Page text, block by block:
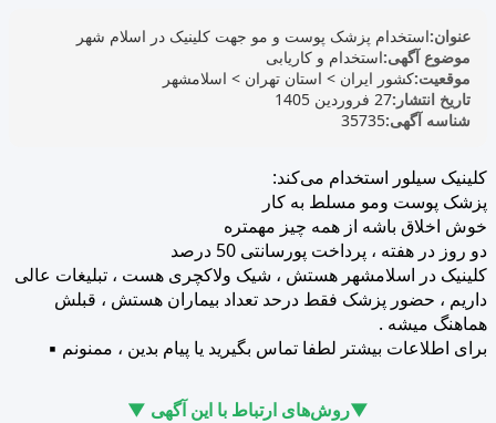
عنوان:استخدام پزشک پوست و مو جهت کلینیک در اسلام شهر
موضوع آگهی:استخدام و کاریابی
موقعیت:کشور ایران > استان تهران > اسلامشهر
تاریخ انتشار:27 فروردین 1405
شناسه آگهی:35735
کلینیک سیلور استخدام می‌کند:
پزشک پوست ومو مسلط به کار
خوش اخلاق باشه از همه چیز مهمتره
دو روز در هفته ، پرداخت پورسانتی 50 درصد
کلینیک در اسلامشهر هستش ، شیک ولاکچری هست ، تبلیغات عالی
داریم ، حضور پزشک فقط درحد تعداد بیماران هستش ، قبلش
هماهنگ میشه .
برای اطلاعات بیشتر لطفا تماس بگیرید یا پیام بدین ، ممنونم ▪️
▼روش‌های ارتباط با این آگهی ▼